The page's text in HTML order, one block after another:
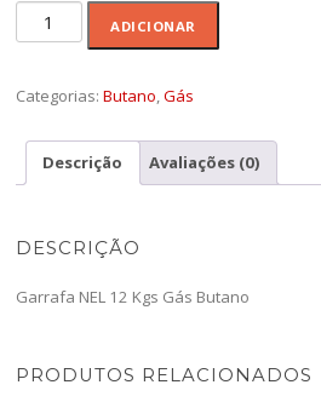
Quantidade
de
12
Gás
Butano
ADICIONAR
Categorias:Butano,Gás
Descrição Avaliações (0)
DESCRIÇÃO
Garrafa NEL 12 Kgs Gás Butano
PRODUTOS RELACIONADOS